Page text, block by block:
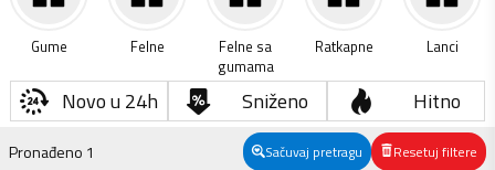
Gume Felne
Felne sa
gumama
Ratkapne Lanci
Novo u 24h Sniženo Hitno
Pronađeno 1 Sačuvaj pretragu Resetuj filtere